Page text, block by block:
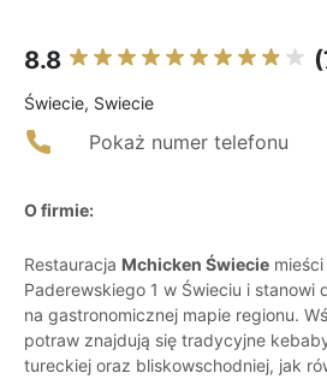
8.8
Świecie, Swiecie
Pokaż numer telefonu
O firmie:
Restauracja Mchicken Świecie
Paderewskiego 1 w Świeciu i stanowi
na gastronomicznej mapie regionu.
potraw znajdują się tradycyjne
tureckiej oraz bliskowschodniej, jak